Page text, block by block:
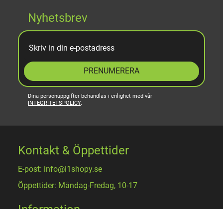
Nyhetsbrev
PRENUMERERA
Dina personuppgifter behandlas i enlighet med vår
INTEGRITETSPOLICY.
Kontakt & Öppettider
E-post: info@i1shopy.se
Öppettider: Måndag-Fredag, 10-17